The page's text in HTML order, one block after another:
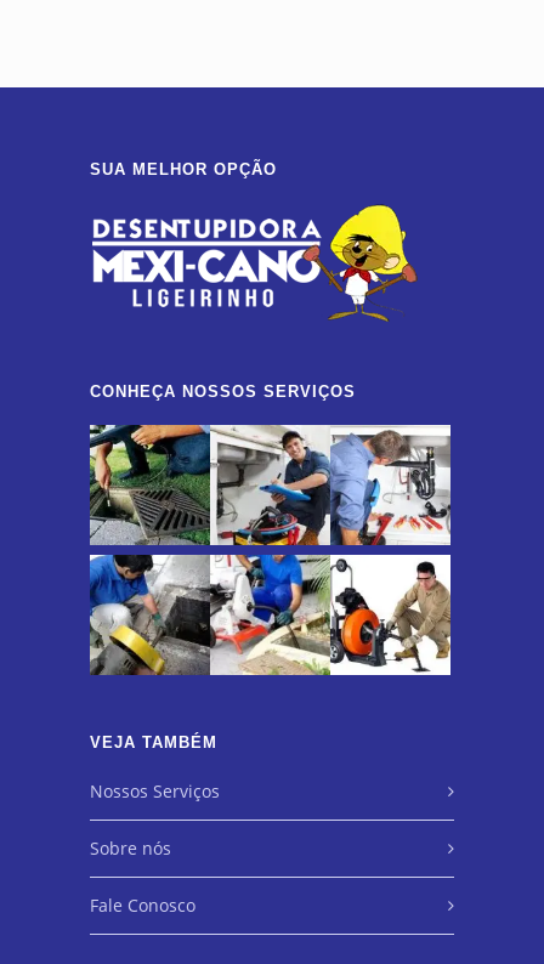
SUA MELHOR OPÇÃO
CONHEÇA NOSSOS SERVIÇOS
VEJA TAMBÉM
Nossos Serviços
Sobre nós
Fale Conosco